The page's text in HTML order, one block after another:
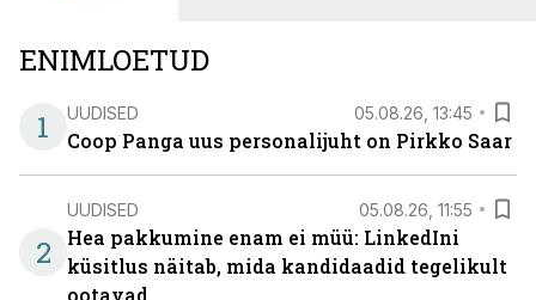
ENIMLOETUD
1
UUDISED 05.08.26, 13:45
Coop Panga uus personalijuht on Pirkko Saar
2
UUDISED 05.08.26, 11:55
Hea pakkumine enam ei müü: LinkedIni
küsitlus näitab, mida kandidaadid tegelikult
ootavad